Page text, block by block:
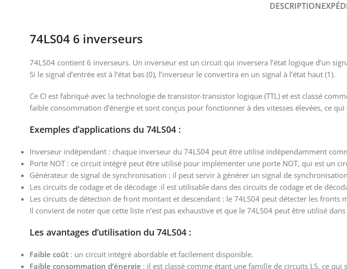
DESCRIPTION
74LS04 6 inverseurs
74LS04 contient 6 inverseurs. Un inverseur est un circuit qui inversera l’état logique d’un
Si le signal d’entrée est à l’état bas (0), l’inverseur le convertira en un signal à l’état haut (1).
Ce CI est fabriqué avec la technologie de transistor-transistor logique (TTL) et est classé
faible consommation d’énergie et sont conçus pour fonctionner à des vitesses élevées, ce
Exemples d’applications du 74LS04 :
Inverseur indépendant : chaque inverseur du 74LS04 peut être utilisé indépendamment
Porte NOT : ce circuit intégré peut être utilisé pour implémenter une porte NOT, qui est un
Générateur de signal de synchronisation : il peut servir à générer un signal de
Les circuits de codage et de décodage :il est utilisable dans des circuits de codage et de
Les circuits de détection de front montant et descendant : le 74LS04 peut détecter les fronts
Il convient de noter que cette liste n’est pas exhaustive et que le 74LS04 peut être utilisé
Les avantages d’utilisation du 74LS04 :
Faible coût : un circuit intégré abordable et facilement disponible.
Faible consommation d’énergie : il est classé comme étant une famille de circuits LS, ce